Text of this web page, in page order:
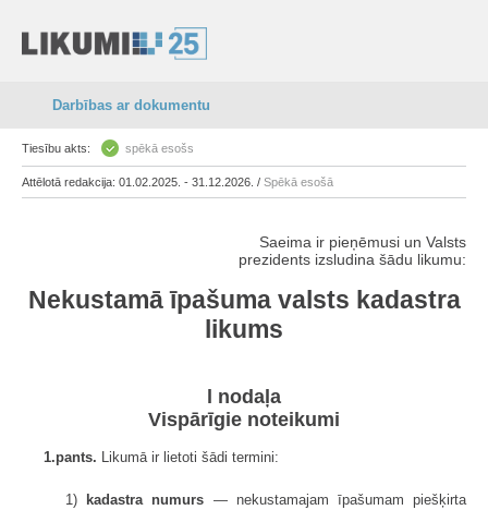
Darbības ar dokumentu
Tiesību akts: spēkā esošs
Attēlotā redakcija: 01.02.2025. - 31.12.2026. / Spēkā esošā
Saeima ir pieņēmusi un Valsts
prezidents izsludina šādu likumu:
Nekustamā īpašuma valsts kadastra
likums
l nodaļa
Vispārīgie noteikumi
1.pants. Likumā ir lietoti šādi termini:
1) kadastra numurs — nekustamajam īpašumam piešķirta